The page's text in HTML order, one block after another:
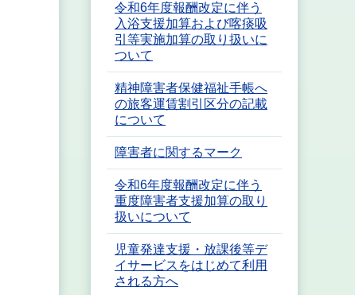
令和6年度報酬改定に伴う
入浴支援加算および喀痰吸
引等実施加算の取り扱いに
ついて
精神障害者保健福祉手帳へ
の旅客運賃割引区分の記載
について
障害者に関するマーク
令和6年度報酬改定に伴う
重度障害者支援加算の取り
扱いについて
児童発達支援・放課後等デ
イサービスをはじめて利用
される方へ